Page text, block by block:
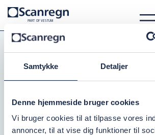
Samtykke Detaljer
Denne hjemmeside bruger cookies
Vi bruger cookies til at tilpasse vores
annoncer, til at vise dig funktioner til
PARTOF VESTUM
Koblinger
ABC SVEJSEHAN 3"
Varenr.:504150080
På lager: 10+